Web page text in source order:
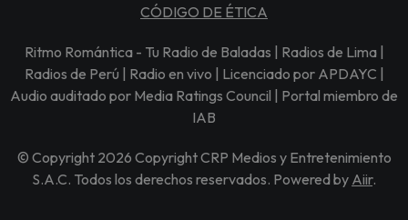
CÓDIGO DE ÉTICA
Ritmo Romántica - Tu Radio de Baladas | Radios de Lima |
Radios de Perú | Radio en vivo | Licenciado por APDAYC |
Audio auditado por Media Ratings Council | Portal miembro de
IAB
© Copyright 2026 Copyright CRP Medios y Entretenimiento
S.A.C. Todos los derechos reservados. Powered by Aiir.